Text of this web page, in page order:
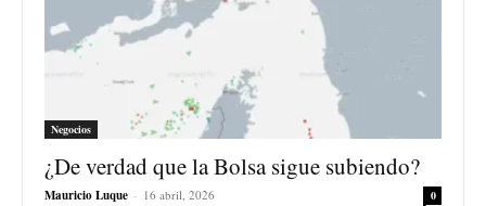
Negocios
¿De verdad que la Bolsa sigue subiendo?
Mauricio Luque - 16 abril, 2026 0